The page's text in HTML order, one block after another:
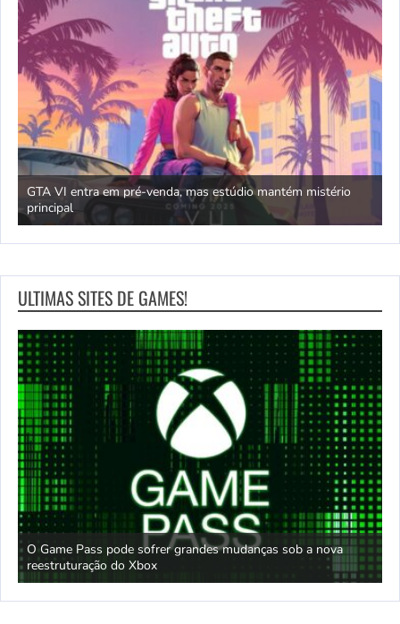
pré-venda, mas estúdio mantém mistério
ULTIMAS SITES DE GAMES!
pode sofrer grandes mudanças sob a nova
do Xbox
Demissões do
Scrolls Online